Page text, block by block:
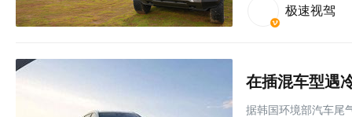
极速视驾
在插混车型遇
据韩国环境部汽车尾